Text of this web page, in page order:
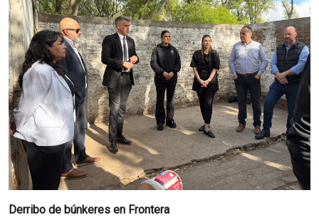
Derribo de búnkeres en Frontera